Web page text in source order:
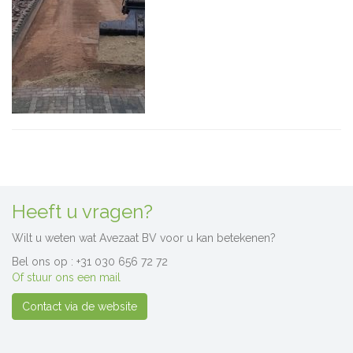
Heeft u vragen?
Wilt u weten wat Avezaat BV voor u kan betekenen?
Bel ons op : +31 030 656 72 72
Of stuur ons een mail
Contact via de website